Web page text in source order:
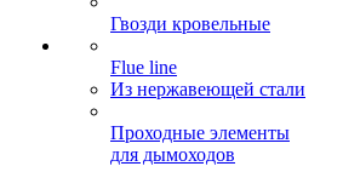
Гвозди кровельные
Flue line
Из нержавеющей стали
Проходные элементы
для дымоходов